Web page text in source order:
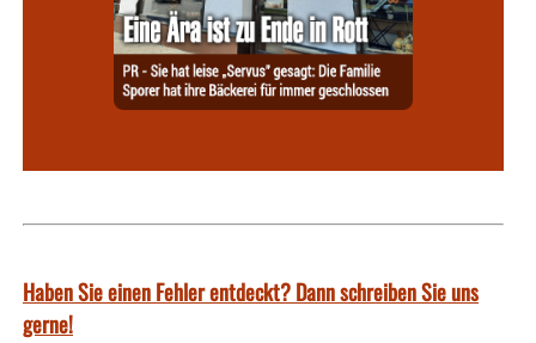
Haben Sie einen Fehler entdeckt? Dann schreiben Sie uns
gerne!